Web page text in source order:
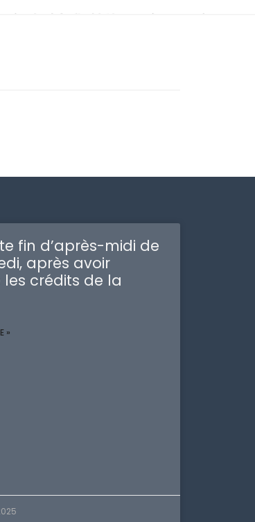
fin d’après-midi de
après avoir
les crédits de la
»